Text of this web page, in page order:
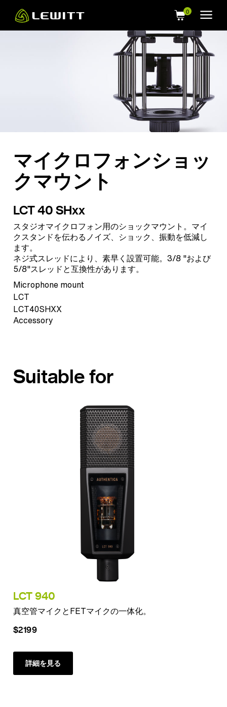
main
マイクロフォンショッ
クマウント
LCT 40 SHxx
スタジオマイクロフォン用のショックマウント。マイ
クスタンドを伝わるノイズ、ショック、振動を低減し
ます。
ネジ式スレッドにより、素早く設置可能。3/8 "および
5/8"スレッドと互換性があります。
Microphone mount
LCT
LCT40SHXX
Accessory
Suitable for
LCT 940
真空管マイクとFETマイクの一体化。
$2199
詳細を見る